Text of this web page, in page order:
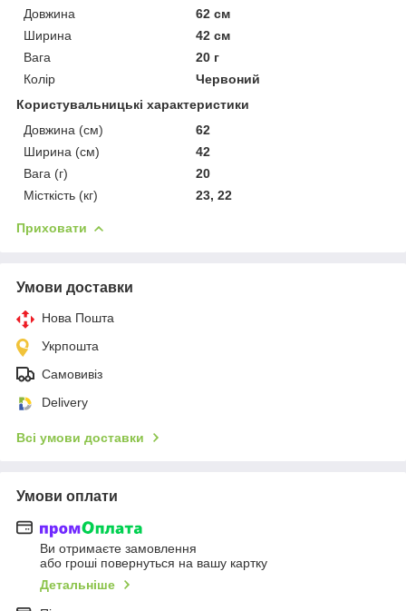
Довжина
62 см
Ширина
42 см
Вага
20 г
Колір
Червоний
Користувальницькі характеристики
Довжина (см)
62
Ширина (см)
42
Вага (г)
20
Місткість (кг)
23, 22
Приховати
Умови доставки
Нова Пошта
Укрпошта
Самовивіз
Delivery
Всі умови доставки
Умови оплати
Ви отримаєте замовлення
або гроші повернуться на вашу картку
Детальніше